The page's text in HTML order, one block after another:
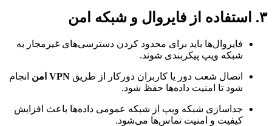
فایروال‌ها باید برای محدود کردن دسترسی‌های غیرمجاز به
شبکه ویپ پیکربندی شوند.
اتصال شعب دور یا کاربران دورکار از طریقVPN امن
انجام
شود تا امنیت داده‌ها حفظ شود.
جداسازی شبکه ویپ از شبکه عمومی داده‌ها باعث افزایش
کیفیت و امنیت تماس‌ها می‌شود.